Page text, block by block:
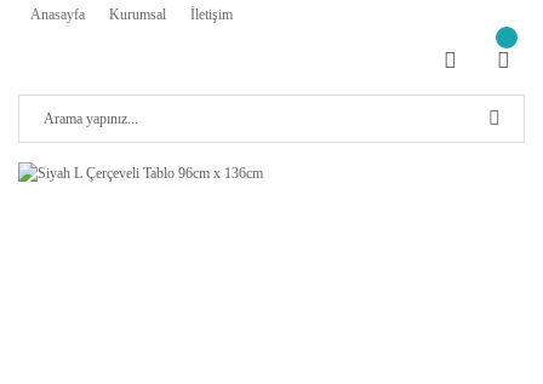
Anasayfa Kurumsal İletişim